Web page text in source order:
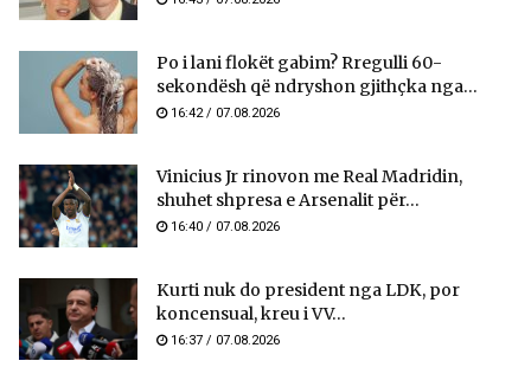
Po i lani flokët gabim? Rregulli 60-
sekondësh që ndryshon gjithçka nga...
16:42 / 07.08.2026
Vinicius Jr rinovon me Real Madridin,
shuhet shpresa e Arsenalit për...
16:40 / 07.08.2026
Kurti nuk do president nga LDK, por
koncensual, kreu i VV...
16:37 / 07.08.2026